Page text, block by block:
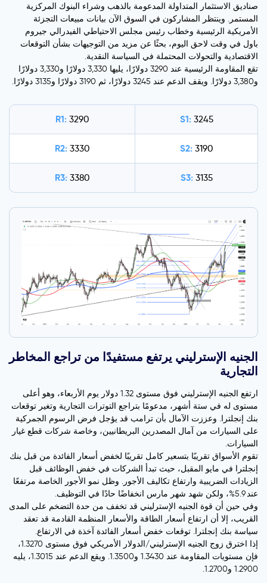
صناديق الاستثمار المتداولة المدعومة بالذهب وشراء البنوك المركزية
المستمر. وينتظر المشاركون في السوق الآن بيانات مبيعات التجزئة
الأمريكية الرئيسية وخطاب رئيس مجلس الاحتياطي الفيدرالي جيروم
باول في وقت لاحق اليوم، بحثًا عن مزيد من التوجيهات بشأن التوقعات
الاقتصادية والتحولات المحتملة في السياسة النقدية.
تقع المقاومة الرئيسية عند 3290 دولارًا، يليها 3,330 دولارًا و3,330 دولارًا
و3,380 دولارًا. ويقف الدعم عند 3245 دولارًا، ثم 3190 دولارًا و3135 دولارًا.
R1: 3290 S1: 3245
R2: 3330 S2: 3190
R3: 3380 S3: 3135
الجنيه الإسترليني يرتفع مستفيدًا من تراجع المخاطر
التجارية
ارتفع الجنيه الإسترليني فوق مستوى 1.32 دولار يوم الأربعاء، وهو أعلى
مستوى له في ستة أشهر، مدعومًا بتراجع التوترات التجارية وتغير توقعات
بنك إنجلترا. وعززت الآمال بأن ترامب قد يؤجل فرض الرسوم الجمركية
على السيارات من آمال المصدرين البريطانيين، وخاصة شركات قطع غيار
السيارات.
تقوم الأسواق تقريبًا بتسعير كامل تقريبًا لخفض أسعار الفائدة من قبل بنك
إنجلترا في مايو المقبل، حيث تبدأ الشركات في خفض الوظائف قبل
الزيادات الضريبية وارتفاع تكاليف الأجور. وظل نمو الأجور الخاصة مرتفعًا
عند 5.9%، ولكن شهد شهر مارس انخفاضًا حادًا في التوظيف.
وفي حين أن قوة الجنيه الإسترليني قد تخفف من حدة التضخم على المدى
القريب، إلا أن ارتفاع أسعار الطاقة والأسعار المنظمة القادمة قد تعقد
سياسة بنك إنجلترا. توقعات خفض أسعار الفائدة آخذة في الارتفاع.
إذا اخترق زوج الجنيه الإسترليني/الدولار الأمريكي فوق مستوى 1.3270،
فإن مستويات المقاومة عند 1.3430 و1.3500. ويقع الدعم عند 1.3015، يليه
1.2900 و1.2700.